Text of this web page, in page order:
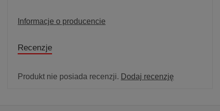
Informacje o producencie
Recenzje
Produkt nie posiada recenzji. Dodaj recenzję